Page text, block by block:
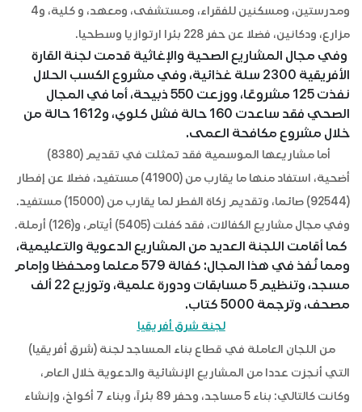
ومدرستين، ومسكنين للفقراء، ومستشفى، ومعهد، و كلية، و4
مزارع، ودكانين، فضلا عن حفر 228 بئرا ارتوازيا وسطحيا.
وفي مجال المشاريع الصحية والإغاثية قدمت لجنة القارة
الأفريقية 2300 سلة غذائية، وفي مشروع الكسب الحلال
نفذت 125 مشروعًا، ووزعت 550 ذبيحة، أما في المجال
الصحي فقد ساعدت 160 حالة فشل كلوي، و1612 حالة من
خلال مشروع مكافحة العمى.
أما مشاريعها الموسمية فقد تمثلت في تقديم (8380)
أضحية، استفاد منها ما يقارب من (41900) مستفيد، فضلا عن إفطار
(92544) صائما، وتقديم زكاة الفطر لما يقارب من (15000) مستفيد.
وفي مجال مشاريع الكفالات، فقد كفلت (5405) أيتام، و(126) أرملة.
كما أقامت اللجنة العديد من المشاريع الدعوية والتعليمية،
ومما نُفذ في هذا المجال: كفالة 579 معلما ومحفظا وإمام
مسجد، وتنظيم 5 مسابقات ودورة علمية، وتوزيع 22 ألف
مصحف، وترجمة 5000 كتاب.
لجنة شرق أفريقيا
من اللجان العاملة في قطاع بناء المساجد لجنة (شرق أفريقيا)
التي أنجزت عددا من المشاريع الإنشائية والدعوية خلال العام،
وكانت كالتالي: بناء 5 مساجد، وحفر 89 بئراً، وبناء 7 أكواخ، وإنشاء